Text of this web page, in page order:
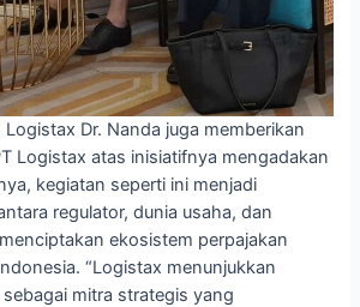
Dr. Nanda juga memberikan
Logistax atas inisiatifnya mengadakan
kegiatan seperti ini menjadi
regulator, dunia usaha, dan
ekosistem perpajakan
“Logistax menunjukkan
mitra strategis yang